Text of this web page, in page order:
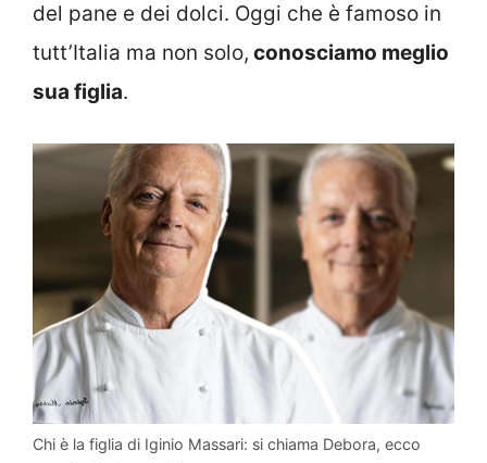
del pane e dei dolci. Oggi che è famoso in
tutt’Italia ma non solo, conosciamo meglio
sua figlia.
Chi è la figlia di Iginio Massari: si chiama Debora, ecco